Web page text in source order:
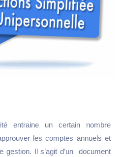
entraine un certain nombre
les comptes annuels et
gestion. Il s’agit d’un document